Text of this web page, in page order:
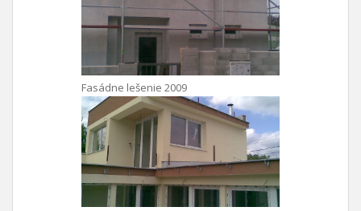
Fasádne lešenie 2009